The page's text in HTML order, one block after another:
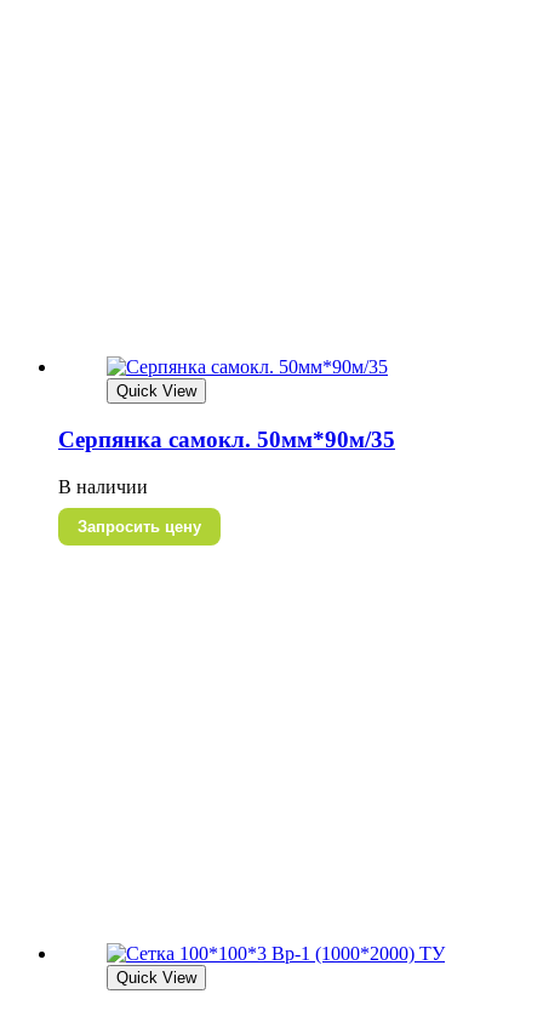
Quick View
Серпянка самокл. 50мм*90м/35
В наличии
Запросить цену
Quick View